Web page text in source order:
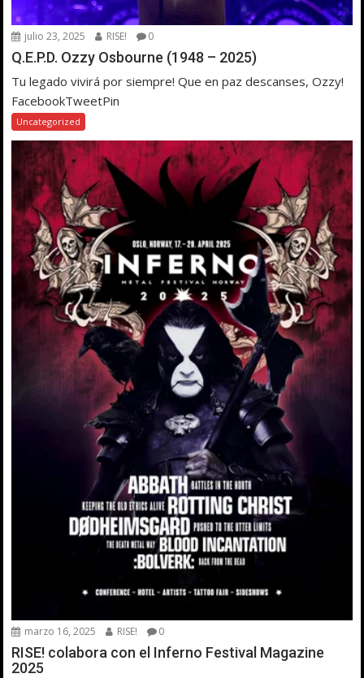
julio 23, 2025 RISE! 0
Q.E.P.D. Ozzy Osbourne (1948 – 2025)
Tu legado vivirá por siempre! Que en paz descanses, Ozzy!
FacebookTweetPin
Uncategorized
marzo 16, 2025 RISE! 0
RISE! colabora con el Inferno Festival Magazine
2025